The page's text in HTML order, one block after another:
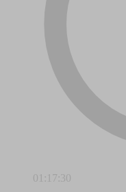
01:17:30